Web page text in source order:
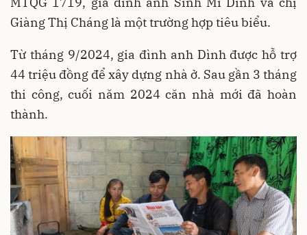
Giàng Thị Cháng là một trường hợp tiêu biểu.
Từ tháng 9/2024, gia đình anh Dình được hỗ trợ
44 triệu đồng để xây dựng nhà ở. Sau gần 3 tháng
thi công, cuối năm 2024 căn nhà mới đã hoàn
thành.